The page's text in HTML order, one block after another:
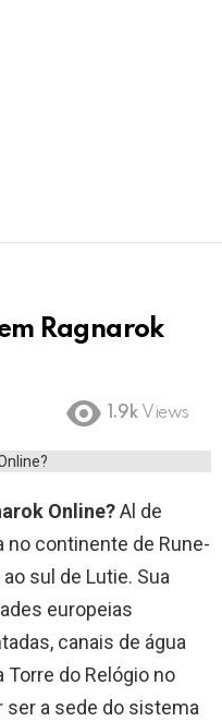
Ragnarok
1.9k Views
Online?Al de
no continente de Rune-
sul de Lutie. Sua
europeias
canais de água
do Relógio no
ser a sede do sistema